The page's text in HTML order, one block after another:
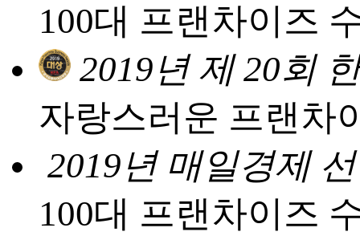
100대 프랜차이즈
2019년 제 20회
자랑스러운 프랜차
2019년 매일경제
100대 프랜차이즈